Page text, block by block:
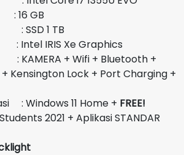
GB
1 TB
IRIS Xe Graphics
KAMERA + Wifi + Bluetooth +
+ Kensington Lock + Port Charging +
: Windows 11 Home + FREE!
2021 + Aplikasi STANDAR